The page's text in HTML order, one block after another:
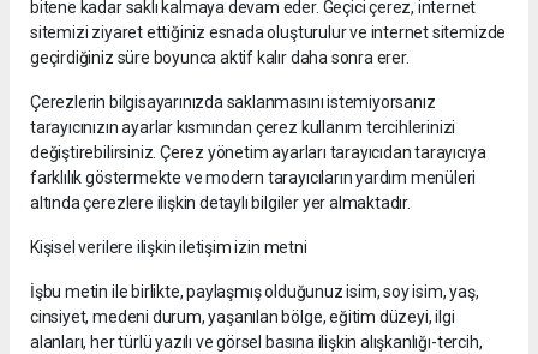
bitene kadar saklı kalmaya devam eder. Geçici çerez, internet
sitemizi ziyaret ettiğiniz esnada oluşturulur ve internet sitemizde
geçirdiğiniz süre boyunca aktif kalır daha sonra erer.
Çerezlerin bilgisayarınızda saklanmasını istemiyorsanız
tarayıcınızın ayarlar kısmından çerez kullanım tercihlerinizi
değiştirebilirsiniz. Çerez yönetim ayarları tarayıcıdan tarayıcıya
farklılık göstermekte ve modern tarayıcıların yardım menüleri
altında çerezlere ilişkin detaylı bilgiler yer almaktadır.
Kişisel verilere ilişkin iletişim izin metni
İşbu metin ile birlikte, paylaşmış olduğunuz isim, soy isim, yaş,
cinsiyet, medeni durum, yaşanılan bölge, eğitim düzeyi, ilgi
alanları, her türlü yazılı ve görsel basına ilişkin alışkanlığı-tercih,